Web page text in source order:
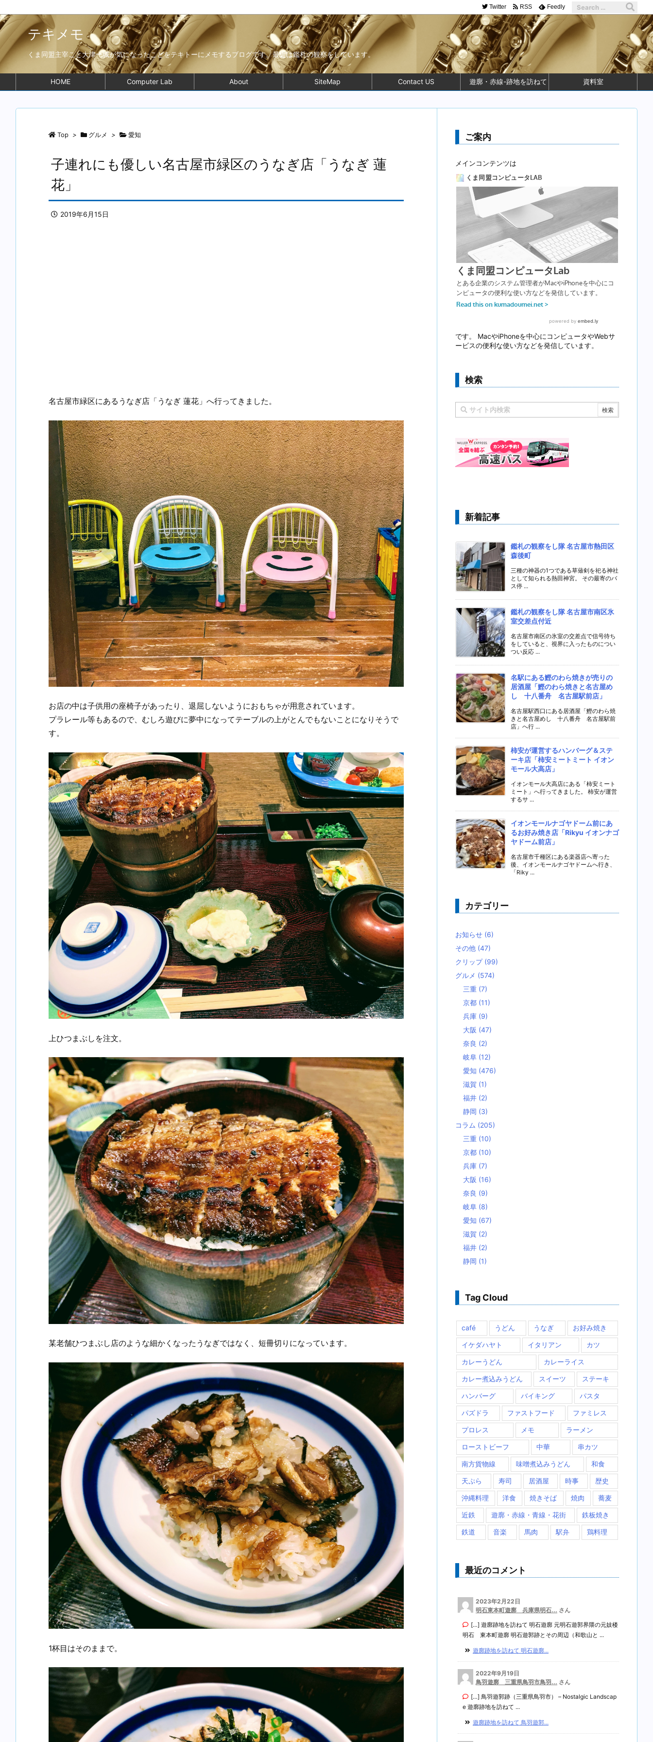
テキメモ
くま同盟主宰こと大津一城が気になったことをテキトーにメモするブログです。最近は鑑札の観察をしています。
HOME Computer Lab About SiteMap Contact US 遊廓・赤線-跡地を訪ねて 資料室
Twitter RSS Feedly
Top > グルメ > 愛知
子連れにも優しい名古屋市緑区のうなぎ店「うなぎ 蓮
花」
2019年6月15日
名古屋市緑区にあるうなぎ店「うなぎ 蓮花」へ行ってきました。
お店の中は子供用の座椅子があったり、退屈しないようにおもちゃが用意されています。
プラレール等もあるので、むしろ遊びに夢中になってテーブルの上がとんでもないことになりそうで
す。
上ひつまぶしを注文。
某老舗ひつまぶし店のような細かくなったうなぎではなく、短冊切りになっています。
1杯目はそのままで。
ご案内
メインコンテンツは
です。 MacやiPhoneを中心にコンピュータやWebサ
ービスの便利な使い方などを発信しています。
検索
新着記事
鑑札の観察をし隊 名古屋市熱田区
森後町
三種の神器の1つである草薙剣を祀る神社
として知られる熱田神宮。 その最寄のバ
ス停 ...
鑑札の観察をし隊 名古屋市南区氷
室交差点付近
名古屋市南区の氷室の交差点で信号待ち
をしていると、視界に入ったものについ
つい反応 ...
名駅にある鰹のわら焼きが売りの
居酒屋「鰹のわら焼きと名古屋め
し 十八番舟 名古屋駅前店」
名古屋駅西口にある居酒屋「鰹のわら焼
きと名古屋めし 十八番舟 名古屋駅前
店」へ行 ...
柿安が運営するハンバーグ＆ステ
ーキ店「柿安ミートミート イオン
モール大高店」
イオンモール大高店にある「柿安ミート
ミート」へ行ってきました。 柿安が運営
するサ ...
イオンモールナゴヤドーム前にあ
るお好み焼き店「Rikyu イオンナゴ
ヤドーム前店」
名古屋市千種区にある楽器店へ寄った
後、イオンモールナゴヤドームへ行き、
「Riky ...
カテゴリー
お知らせ (6)
その他 (47)
クリップ (99)
グルメ (574)
三重 (7)
京都 (11)
兵庫 (9)
大阪 (47)
奈良 (2)
岐阜 (12)
愛知 (476)
滋賀 (1)
福井 (2)
静岡 (3)
コラム (205)
三重 (10)
京都 (10)
兵庫 (7)
大阪 (16)
奈良 (9)
岐阜 (8)
愛知 (67)
滋賀 (2)
福井 (2)
静岡 (1)
Tag Cloud
café うどん うなぎ お好み焼き
イケダハヤト イタリアン カツ
カレーうどん カレーライス
カレー煮込みうどん スイーツ ステーキ
ハンバーグ バイキング パスタ
パズドラ ファストフード ファミレス
プロレス メモ ラーメン
ローストビーフ 中華 串カツ
南方貨物線 味噌煮込みうどん 和食
天ぷら 寿司 居酒屋 時事 歴史
沖縄料理 洋食 焼きそば 焼肉 蕎麦
近鉄 遊廓・赤線・青線・花街 鉄板焼き
鉄道 音楽 馬肉 駅弁 鶏料理
最近のコメント
2023年2月22日
明石東本町遊廓 兵庫県明石... さん
[…] 遊廓跡地を訪ねて 明石遊廓 元明石遊郭界隈の元妓楼
明石 東本町遊廓 明石遊郭跡とその周辺（和歌山と ...
遊廓跡地を訪ねて 明石遊廓...
2022年9月19日
鳥羽遊廓 三重県鳥羽市鳥羽... さん
[…] 鳥羽遊郭跡（三重県鳥羽市） – Nostalgic Landscap
e 遊廓跡地を訪ねて ...
遊廓跡地を訪ねて 鳥羽遊郭...